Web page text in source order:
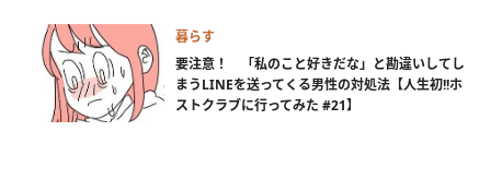
暮らす
要注意！ 「私のこと好きだな」と勘違いしてし
まうLINEを送ってくる男性の対処法【人生初!!ホ
ストクラブに行ってみた #21】